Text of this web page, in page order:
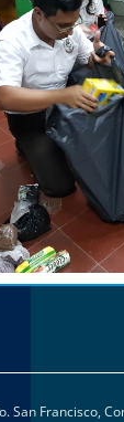
San Francisco,